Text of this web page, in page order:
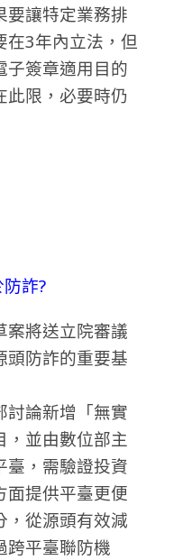
要讓特定業務排
在3年內立法，但
子簽章適用目的
此限，必要時仍
詐?
案將送立院審議
頭防詐的重要基
討論新增「無實
，並由數位部主
臺，需驗證投資
面提供平臺更便
，從源頭有效減
跨平臺聯防機